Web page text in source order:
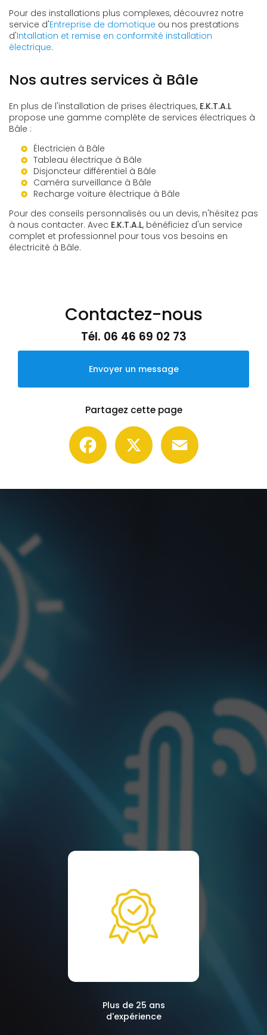
Pour des installations plus complexes, découvrez notre
service d'Entreprise de domotique ou nos prestations
d'Intallation et remise en conformité installation
électrique.
Nos autres services à Bâle
En plus de l'installation de prises électriques, E.K.T.A.L
propose une gamme complète de services électriques à
Bâle :
Électricien à Bâle
Tableau électrique à Bâle
Disjoncteur différentiel à Bâle
Caméra surveillance à Bâle
Recharge voiture électrique à Bâle
Pour des conseils personnalisés ou un devis, n'hésitez pas
à nous contacter. Avec E.K.T.A.L, bénéficiez d'un service
complet et professionnel pour tous vos besoins en
électricité à Bâle.
Contactez-nous
Tél. 06 46 69 02 73
Envoyer un message
Partagez cette page
Facebook
Plus de 25 ans
d'expérience